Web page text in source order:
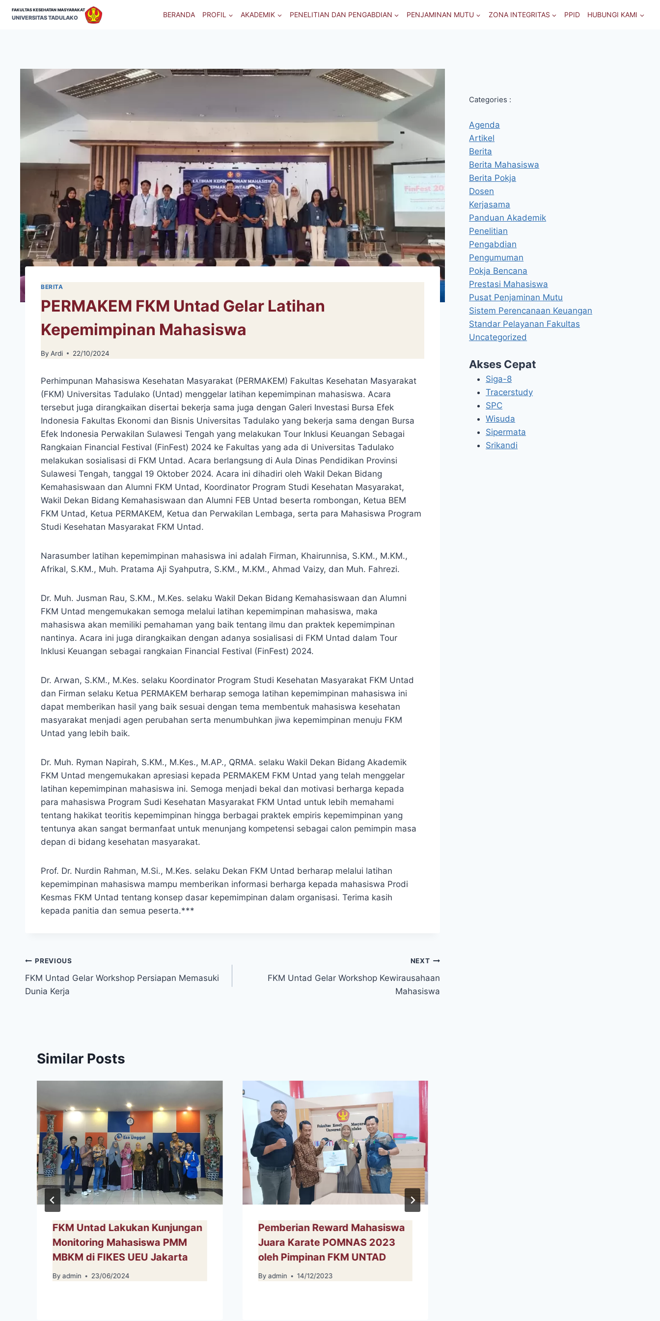
SkipFAKULTAS KESEHATAN MASYARAKAT
UNIVERSITAS TADULAKO BERANDA PROFIL AKADEMIK PENELITIAN DAN PENGABDIAN PENJAMINAN MUTU ZONA INTEGRITAS PPID HUBUNGI KAMI
BERITA
PERMAKEM FKM Untad Gelar Latihan
Kepemimpinan Mahasiswa
By Ardi 22/10/2024
Perhimpunan Mahasiswa Kesehatan Masyarakat (PERMAKEM) Fakultas Kesehatan Masyarakat
(FKM) Universitas Tadulako (Untad) menggelar latihan kepemimpinan mahasiswa. Acara
tersebut juga dirangkaikan disertai bekerja sama juga dengan Galeri Investasi Bursa Efek
Indonesia Fakultas Ekonomi dan Bisnis Universitas Tadulako yang bekerja sama dengan Bursa
Efek Indonesia Perwakilan Sulawesi Tengah yang melakukan Tour Inklusi Keuangan Sebagai
Rangkaian Financial Festival (FinFest) 2024 ke Fakultas yang ada di Universitas Tadulako
melakukan sosialisasi di FKM Untad. Acara berlangsung di Aula Dinas Pendidikan Provinsi
Sulawesi Tengah, tanggal 19 Oktober 2024. Acara ini dihadiri oleh Wakil Dekan Bidang
Kemahasiswaan dan Alumni FKM Untad, Koordinator Program Studi Kesehatan Masyarakat,
Wakil Dekan Bidang Kemahasiswaan dan Alumni FEB Untad beserta rombongan, Ketua BEM
FKM Untad, Ketua PERMAKEM, Ketua dan Perwakilan Lembaga, serta para Mahasiswa Program
Studi Kesehatan Masyarakat FKM Untad.
Narasumber latihan kepemimpinan mahasiswa ini adalah Firman, Khairunnisa, S.KM., M.KM.,
Afrikal, S.KM., Muh. Pratama Aji Syahputra, S.KM., M.KM., Ahmad Vaizy, dan Muh. Fahrezi.
Dr. Muh. Jusman Rau, S.KM., M.Kes. selaku Wakil Dekan Bidang Kemahasiswaan dan Alumni
FKM Untad mengemukakan semoga melalui latihan kepemimpinan mahasiswa, maka
mahasiswa akan memiliki pemahaman yang baik tentang ilmu dan praktek kepemimpinan
nantinya. Acara ini juga dirangkaikan dengan adanya sosialisasi di FKM Untad dalam Tour
Inklusi Keuangan sebagai rangkaian Financial Festival (FinFest) 2024.
Dr. Arwan, S.KM., M.Kes. selaku Koordinator Program Studi Kesehatan Masyarakat FKM Untad
dan Firman selaku Ketua PERMAKEM berharap semoga latihan kepemimpinan mahasiswa ini
dapat memberikan hasil yang baik sesuai dengan tema membentuk mahasiswa kesehatan
masyarakat menjadi agen perubahan serta menumbuhkan jiwa kepemimpinan menuju FKM
Untad yang lebih baik.
Dr. Muh. Ryman Napirah, S.KM., M.Kes., M.AP., QRMA. selaku Wakil Dekan Bidang Akademik
FKM Untad mengemukakan apresiasi kepada PERMAKEM FKM Untad yang telah menggelar
latihan kepemimpinan mahasiswa ini. Semoga menjadi bekal dan motivasi berharga kepada
para mahasiswa Program Sudi Kesehatan Masyarakat FKM Untad untuk lebih memahami
tentang hakikat teoritis kepemimpinan hingga berbagai praktek empiris kepemimpinan yang
tentunya akan sangat bermanfaat untuk menunjang kompetensi sebagai calon pemimpin masa
depan di bidang kesehatan masyarakat.
Prof. Dr. Nurdin Rahman, M.Si., M.Kes. selaku Dekan FKM Untad berharap melalui latihan
kepemimpinan mahasiswa mampu memberikan informasi berharga kepada mahasiswa Prodi
Kesmas FKM Untad tentang konsep dasar kepemimpinan dalam organisasi. Terima kasih
kepada panitia dan semua peserta.***
Post
navigation
PREVIOUS
FKM Untad Gelar Workshop Persiapan Memasuki
Dunia Kerja
NEXT
FKM Untad Gelar Workshop Kewirausahaan
Mahasiswa
Similar Posts
FKM Untad Lakukan Kunjungan
Monitoring Mahasiswa PMM
MBKM di FIKES UEU Jakarta
By admin 23/06/2024
Pemberian Reward Mahasiswa
Juara Karate POMNAS 2023
oleh Pimpinan FKM UNTAD
By admin 14/12/2023
Categories :
Agenda
Artikel
Berita
Berita Mahasiswa
Berita Pokja
Dosen
Kerjasama
Panduan Akademik
Penelitian
Pengabdian
Pengumuman
Pokja Bencana
Prestasi Mahasiswa
Pusat Penjaminan Mutu
Sistem Perencanaan Keuangan
Standar Pelayanan Fakultas
Uncategorized
Akses Cepat
Siga-8
Tracerstudy
SPC
Wisuda
Sipermata
Srikandi